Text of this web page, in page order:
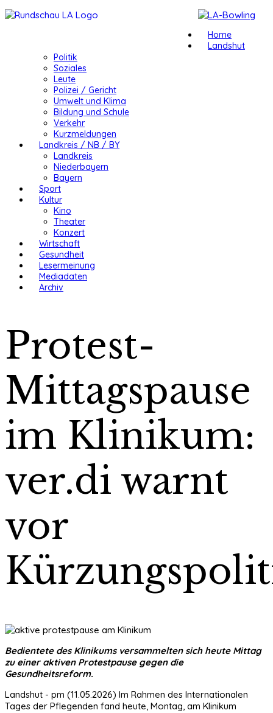
Home
Landshut
Politik
Soziales
Leute
Polizei / Gericht
Umwelt und Klima
Bildung und Schule
Verkehr
Kurzmeldungen
Landkreis / NB / BY
Landkreis
Niederbayern
Bayern
Sport
Kultur
Kino
Theater
Konzert
Wirtschaft
Gesundheit
Lesermeinung
Mediadaten
Archiv
Protest-
Mittagspause
im Klinikum:
ver.di warnt
vor
Bedientete des Klinikums versammelten sich heute Mittag
zu einer aktiven Protestpause gegen die
Gesundheitsreform.
Landshut - pm (11.05.2026) Im Rahmen des Internationalen
Tages der Pflegenden fand heute, Montag, am Klinikum